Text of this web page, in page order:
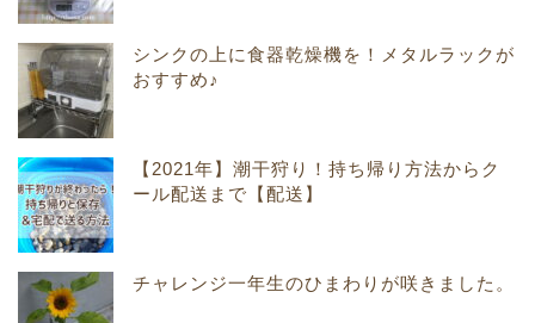
シンクの上に食器乾燥機を！メタルラックが
おすすめ♪
【2021年】潮干狩り！持ち帰り方法からク
ール配送まで【配送】
チャレンジ一年生のひまわりが咲きました。